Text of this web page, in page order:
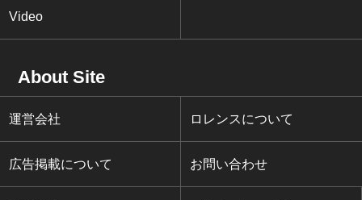
Video
About Site
運営会社 ロレンスについて
広告掲載について お問い合わせ